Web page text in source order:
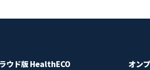
ウド版 HealthECO オン